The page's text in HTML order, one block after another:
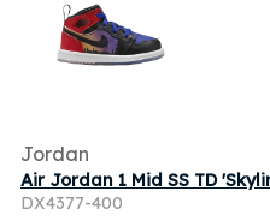
Jordan
DX4377-400